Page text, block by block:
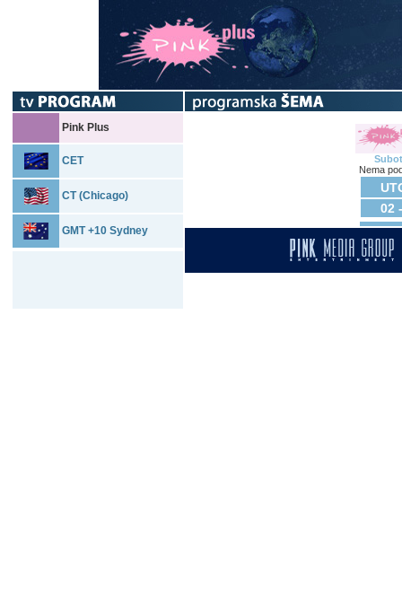
Pink Plus
CET
CT (Chicago)
GMT +10 Sydney
Nema
02